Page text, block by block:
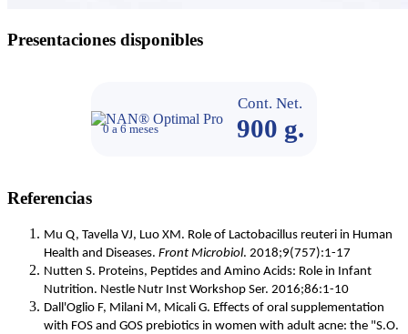
Presentaciones disponibles
0 a 6 meses
Cont. Net.
900 g.
Referencias
Mu Q, Tavella VJ, Luo XM. Role of Lactobacillus reuteri in Human
Health and Diseases. Front Microbiol. 2018;9(757):1-17
Nutten S. Proteins, Peptides and Amino Acids: Role in Infant
Nutrition. Nestle Nutr Inst Workshop Ser. 2016;86:1-10
Dall'Oglio F, Milani M, Micali G. Effects of oral supplementation
with FOS and GOS prebiotics in women with adult acne: the "S.O.